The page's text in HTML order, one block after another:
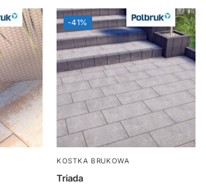
-41%
KOSTKA BRUKOWA
Triada